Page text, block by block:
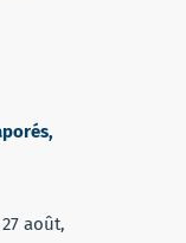
août,